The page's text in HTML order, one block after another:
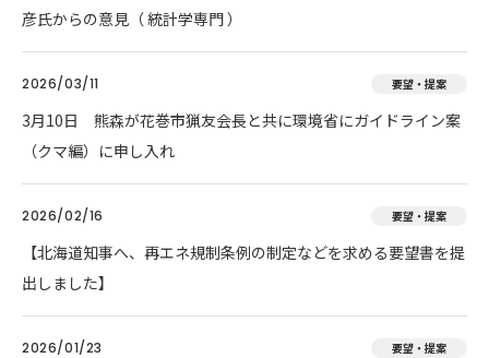
彦氏からの意見（ 統計学専門 ）
2026/03/11 要望・提案
3月10日 熊森が花巻市猟友会長と共に環境省にガイドライン案
（クマ編）に申し入れ
2026/02/16 要望・提案
【北海道知事へ、再エネ規制条例の制定などを求める要望書を提
出しました】
2026/01/23 要望・提案